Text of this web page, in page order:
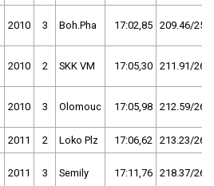
2010 3 Boh.Pha 17:02,85 209.46/25,8
2010 2 SKK VM 17:05,30 211.91/26,1
2010 3 Olomouc 17:05,98 212.59/26,1
2011 2 Loko Plz 17:06,62 213.23/26,2
2011 3 Semily 17:11,76 218.37/26,8